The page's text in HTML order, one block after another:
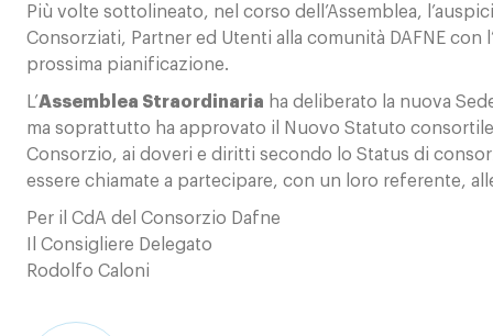
Più volte sottolineato, nel corso dell’Assemblea,
Consorziati, Partner ed Utenti alla comunità DAFNE
prossima pianificazione.
L’Assemblea Straordinaria ha deliberato la nuova
ma soprattutto ha approvato il Nuovo Statuto
Consorzio, ai doveri e diritti secondo lo Status di
essere chiamate a partecipare, con un loro referente,
Per il CdA del Consorzio Dafne
Il Consigliere Delegato
Rodolfo Caloni